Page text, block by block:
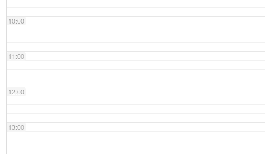
10:00
11:00
12:00
13:00